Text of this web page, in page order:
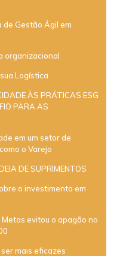
de Gestão Ágil em
organizacional
Logística
ÀS PRÁTICAS ESG
PARA AS
em um setor de
o Varejo
DE SUPRIMENTOS
o investimento em
evitou o apagão no
mais eficazes